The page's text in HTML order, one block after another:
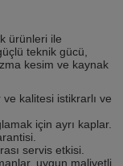
ürünleri ile
teknik gücü,
kesim ve kaynak
kalitesi istikrarlı ve
için ayrı kaplar.
servis etkisi.
uygun maliyetli.